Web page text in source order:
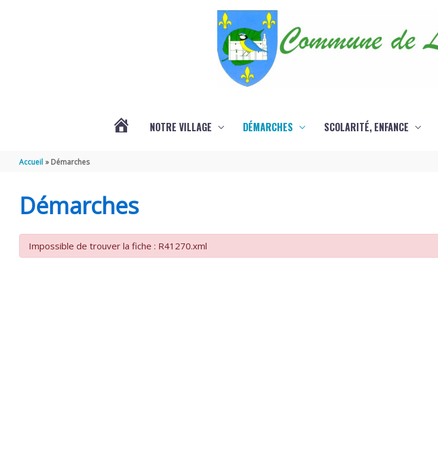
NOTRE VILLAGE DÉMARCHES SCOLARITÉ, ENFANCE
Accueil Démarches
Démarches
Impossible de trouver la fiche : R41270.xml